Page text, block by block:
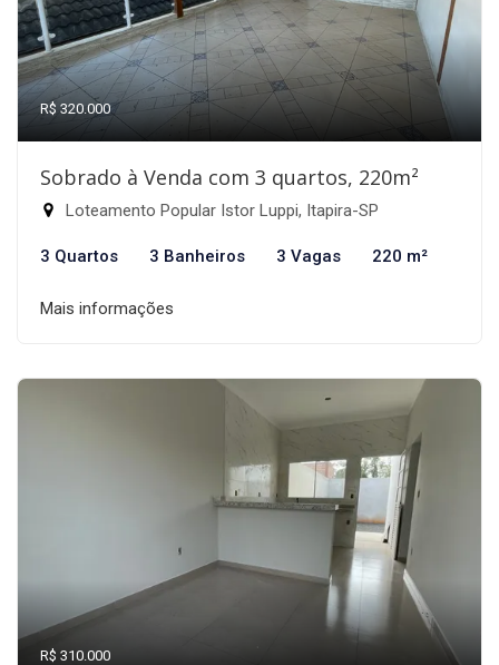
R$ 320.000
Sobrado à Venda com 3 quartos, 220m²
Loteamento Popular Istor Luppi, Itapira-SP
3 Quartos 3 Banheiros 3 Vagas 220 m²
Mais informações
R$ 310.000